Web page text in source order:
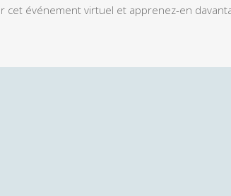
cet événement virtuel et apprenez-en